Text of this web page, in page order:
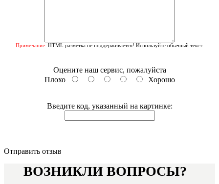
Примечание: HTML разметка не поддерживается! Используйте обычный текст.
Оцените наш сервис, пожалуйста
Плохо
Хорошо
Введите код, указанный на картинке:
Отправить отзыв
ВОЗНИКЛИ ВОПРОСЫ?